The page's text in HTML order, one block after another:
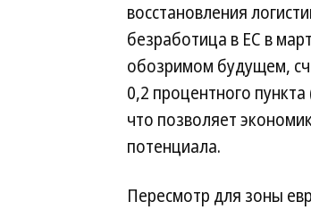
восстановления
безработица в ЕС в
обозримом будущем,
0,2 процентного
что позволяет
потенциала.
Пересмотр для зоны